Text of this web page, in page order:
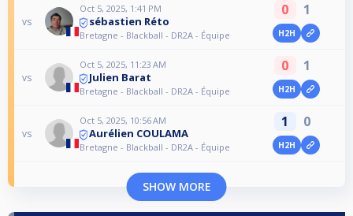
vs
Oct 5, 2025, 1:41 PM
sébastien Réto
Bretagne - Blackball - DR2A - Équipe
0 1
H2H
vs
Oct 5, 2025, 11:23 AM
Julien Barat
Bretagne - Blackball - DR2A - Équipe
0 1
H2H
vs
Oct 5, 2025, 10:56 AM
Aurélien COULAMA
Bretagne - Blackball - DR2A - Équipe
1 0
H2H
SHOW MORE